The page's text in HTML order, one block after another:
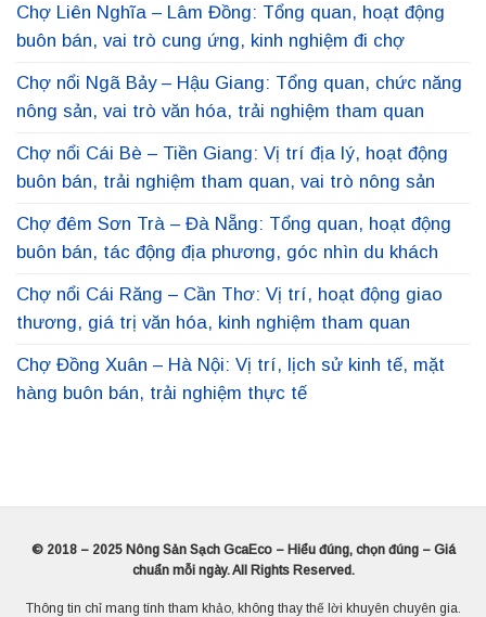
Chợ Liên Nghĩa – Lâm Đồng: Tổng quan, hoạt động
buôn bán, vai trò cung ứng, kinh nghiệm đi chợ
Chợ nổi Ngã Bảy – Hậu Giang: Tổng quan, chức năng
nông sản, vai trò văn hóa, trải nghiệm tham quan
Chợ nổi Cái Bè – Tiền Giang: Vị trí địa lý, hoạt động
buôn bán, trải nghiệm tham quan, vai trò nông sản
Chợ đêm Sơn Trà – Đà Nẵng: Tổng quan, hoạt động
buôn bán, tác động địa phương, góc nhìn du khách
Chợ nổi Cái Răng – Cần Thơ: Vị trí, hoạt động giao
thương, giá trị văn hóa, kinh nghiệm tham quan
Chợ Đồng Xuân – Hà Nội: Vị trí, lịch sử kinh tế, mặt
hàng buôn bán, trải nghiệm thực tế
© 2018 – 2025 Nông Sản Sạch GcaEco – Hiểu đúng, chọn đúng – Giá
chuẩn mỗi ngày. All Rights Reserved.
Thông tin chỉ mang tính tham khảo, không thay thế lời khuyên chuyên gia.